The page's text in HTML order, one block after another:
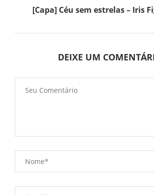
[Capa] Céu sem estrelas – Iris
DEIXE UM